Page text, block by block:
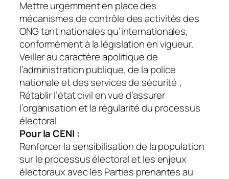
Mettre urgemment en place des
mécanismes de contrôle des activités des
ONG tant nationales qu’internationales,
conformément à la législation en vigueur.
Veiller au caractère apolitique de
l’administration publique, de la police
nationale et des services de sécurité ;
Rétablir l’état civil en vue d’assurer
l’organisation et la régularité du processus
électoral.
Pour la CENI :
Renforcer la sensibilisation de la population
sur le processus électoral et les enjeux
électoraux avec les Parties prenantes au